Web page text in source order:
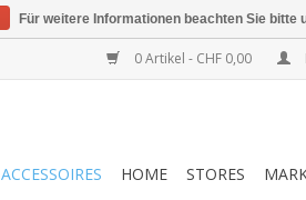
0 Artikel - CHF 0,00
ACCESSOIRES HOME STORES
Für weitere Informationen beachten Sie bitte